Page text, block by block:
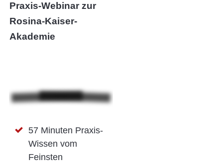
Praxis-Webinar zur
Rosina-Kaiser-
Akademie
57 Minuten Praxis-
Wissen vom
Feinsten